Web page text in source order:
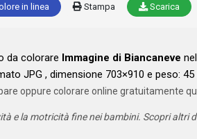
in linea Stampa Scarica
da colorare Immagine di Biancaneve
JPG , dimensione 703×910 e peso: 45
oppure colorare online gratuitamente
e la motricità fine nei bambini. Scopri altri